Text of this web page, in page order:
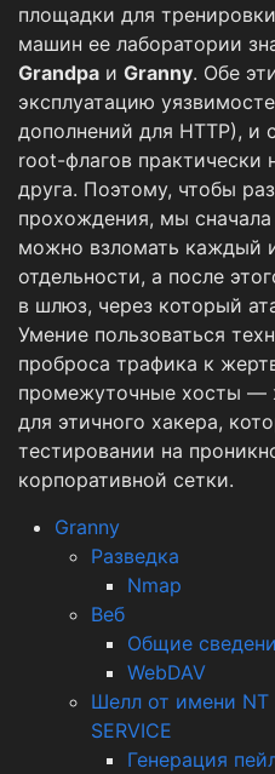
площадки для
машин ее лаборатории
Grandpa и Granny. Обе
эксплуатацию
дополнений для HTTP), и
root-флагов практически
друга. Поэтому, чтобы
прохождения, мы
можно взломать каждый
отдельности, а после
в шлюз, через который
Умение пользоваться
проброса трафика к
промежуточные хосты —
для этичного хакера,
тестировании на
корпоративной сетки.
Granny
Разведка
Nmap
Веб
Общие
WebDAV
Шелл от имени NT
SERVICE
Генерация